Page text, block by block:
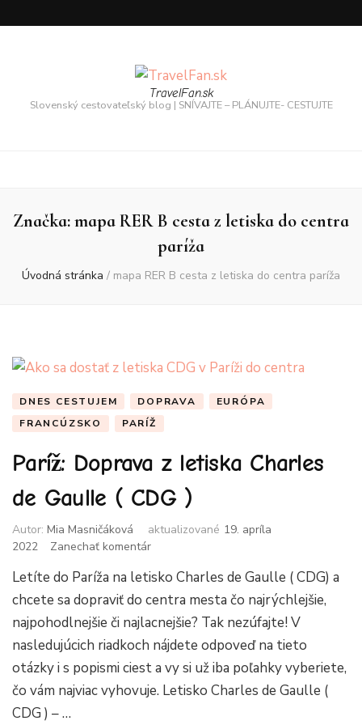
TravelFan.sk
Slovenský cestovateľský blog | SNÍVAJTE – PLÁNUJTE- CESTUJTE
Značka:mapa RER B cesta z letiska do centra
paríža
Úvodná stránka / mapa RER B cesta z letiska do centra paríža
DNES CESTUJEM DOPRAVA
EURÓPA
FRANCÚZSKO
PARÍŽ
Paríž: Doprava z letiska Charles
de Gaulle ( CDG )
Autor: Mia Masničáková aktualizované 19. apríla
2022
Zanechať komentárk
Paríž:
Doprava
letiska
Charles
de
Gaulle
(
Letíte do Paríža na letisko Charles de Gaulle ( CDG) a
chcete sa dopraviť do centra mesta čo najrýchlejšie,
najpohodlnejšie či najlacnejšie? Tak nezúfajte! V
nasledujúcich riadkoch nájdete odpoveď na tieto
otázky i s popismi ciest a vy si už iba poľahky vyberiete,
čo vám najviac vyhovuje. Letisko Charles de Gaulle (
CDG ) – …